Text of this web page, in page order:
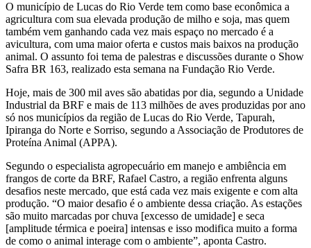
O município de Lucas do Rio Verde tem como base econômica a
agricultura com sua elevada produção de milho e soja, mas quem
também vem ganhando cada vez mais espaço no mercado é a
avicultura, com uma maior oferta e custos mais baixos na produção
animal. O assunto foi tema de palestras e discussões durante o Show
Safra BR 163, realizado esta semana na Fundação Rio Verde.
Hoje, mais de 300 mil aves são abatidas por dia, segundo a Unidade
Industrial da BRF e mais de 113 milhões de aves produzidas por ano
só nos municípios da região de Lucas do Rio Verde, Tapurah,
Ipiranga do Norte e Sorriso, segundo a Associação de Produtores de
Proteína Animal (APPA).
Segundo o especialista agropecuário em manejo e ambiência em
frangos de corte da BRF, Rafael Castro, a região enfrenta alguns
desafios neste mercado, que está cada vez mais exigente e com alta
produção. “O maior desafio é o ambiente dessa criação. As estações
são muito marcadas por chuva [excesso de umidade] e seca
[amplitude térmica e poeira] intensas e isso modifica muito a forma
de como o animal interage com o ambiente”, aponta Castro.